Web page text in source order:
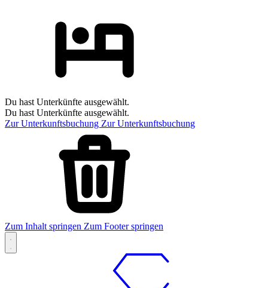
Du hast Unterkünfte ausgewählt.
Du hast Unterkünfte ausgewählt.
Zur Unterkunftsbuchung Zur Unterkunftsbuchung
Zum Inhalt springen Zum Footer springen